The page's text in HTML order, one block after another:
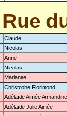
Rue
Claude
Nicolas
Anne
Nicolas
Marianne
Christophe Florimond
Adélaïde Aimée Armandine
Adélaïde Julie Aimée